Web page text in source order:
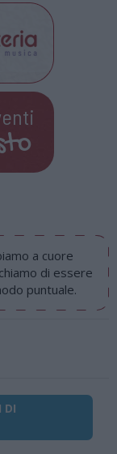
a cuore
di essere
puntuale.
DI